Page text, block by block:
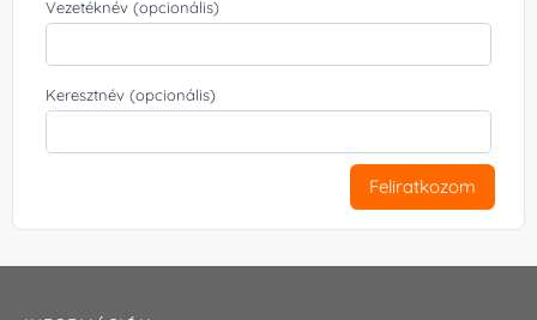
Vezetéknév (opcionális)
Keresztnév (opcionális)
Feliratkozom